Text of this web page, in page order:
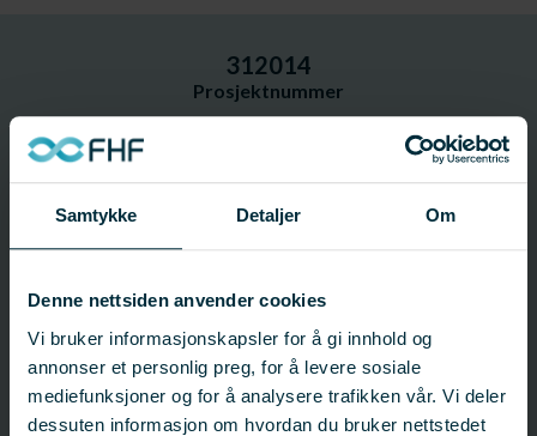
Samtykke Detaljer Om
Denne nettsiden anvender cookies
Vi bruker informasjonskapsler for å gi innhold og
annonser et personlig preg, for å levere sosiale
mediefunksjoner og for å analysere trafikken vår. Vi deler
dessuten informasjon om hvordan du bruker nettstedet
312014
Prosjektnummer
Prosjektinformasjon
Prosjektnummer: 312014
Status:Avsluttet
Sluttdato: 31.12.2007
Fagfelt:
Villfisk; Marine ressurser
FHF-ansvarlig